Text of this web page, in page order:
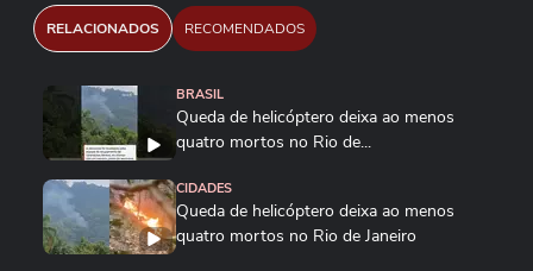
RELACIONADOS RECOMENDADOS
BRASIL
Queda de helicóptero deixa ao menos
quatro mortos no Rio de...
CIDADES
Queda de helicóptero deixa ao menos
quatro mortos no Rio de Janeiro